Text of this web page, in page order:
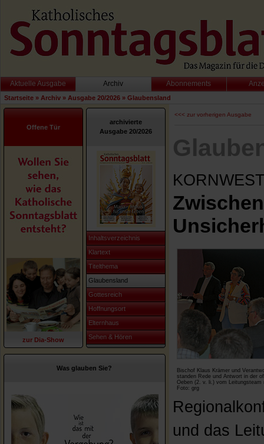
Aktuelle Ausgabe Archiv Abonnements
Startseite » Archiv » Ausgabe 20/2026 » Glaubensland
Offene Tür
zur Dia-Show
archivierte
Ausgabe 20/2026
Inhaltsverzeichnis
Klartext
Titelthema
Glaubensland
Gottesreich
Hoffnungsort
Elternhaus
Sehen & Hören
Was glauben Sie?
<<< zur vorherigen Ausgabe
Bischof Klaus Krämer und
standen Rede und Antwort in der
Oeben (2. v. li.) vom Leitungsteam
Foto: grg
und das